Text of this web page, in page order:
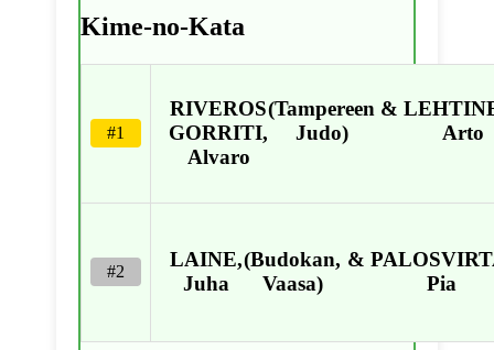
Kime-no-Kata
#1
RIVEROS
GORRITI,
Alvaro
(Tampereen
Judo)
&
Arto
#2
LAINE,
Juha
(Budokan,
Vaasa)
&
Pia